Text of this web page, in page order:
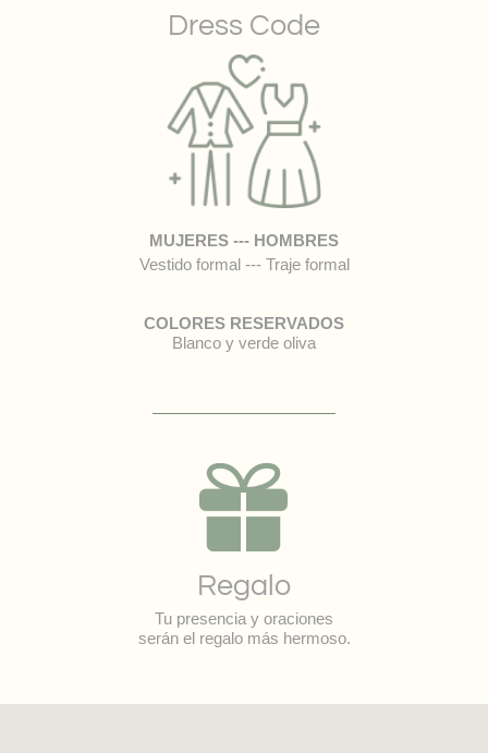
Dress Code
MUJERES --- HOMBRES
Vestido formal --- Traje formal
COLORES RESERVADOS
Blanco y verde oliva
Regalo
Tu presencia y oraciones
serán el regalo más hermoso.